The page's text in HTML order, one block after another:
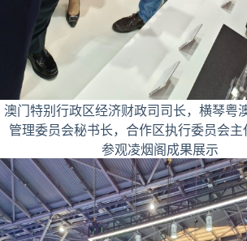
澳门特别行政区经济财政司司长，横琴粤
管理委员会秘书长，合作区执行委员会主
参观凌烟阁成果展示